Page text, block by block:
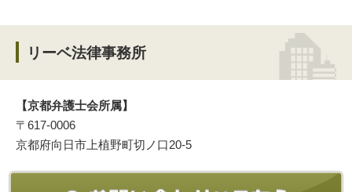
リーベ法律事務所
【京都弁護士会所属】
〒617-0006
京都府向日市上植野町切ノ口20-5